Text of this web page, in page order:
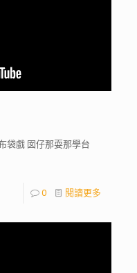
袋戲 囡仔那耍那學台
0 閱讀更多